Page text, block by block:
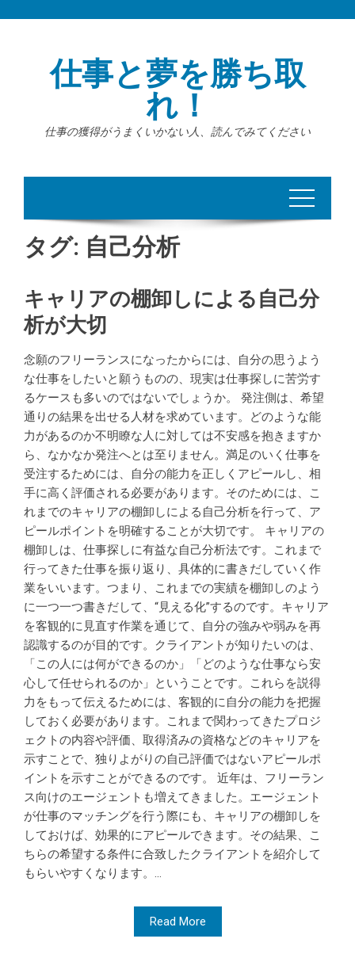
仕事と夢を勝ち取
れ！
仕事の獲得がうまくいかない人、読んでみてください
タグ: 自己分析
キャリアの棚卸しによる自己分
析が大切
念願のフリーランスになったからには、自分の思うよう
な仕事をしたいと願うものの、現実は仕事探しに苦労す
るケースも多いのではないでしょうか。 発注側は、希望
通りの結果を出せる人材を求めています。どのような能
力があるのか不明瞭な人に対しては不安感を抱きますか
ら、なかなか発注へとは至りません。満足のいく仕事を
受注するためには、自分の能力を正しくアピールし、相
手に高く評価される必要があります。そのためには、こ
れまでのキャリアの棚卸しによる自己分析を行って、ア
ピールポイントを明確することが大切です。 キャリアの
棚卸しは、仕事探しに有益な自己分析法です。これまで
行ってきた仕事を振り返り、具体的に書きだしていく作
業をいいます。つまり、これまでの実績を棚卸しのよう
に一つ一つ書きだして、“見える化”するのです。キャリア
を客観的に見直す作業を通じて、自分の強みや弱みを再
認識するのが目的です。クライアントが知りたいのは、
「この人には何ができるのか」「どのような仕事なら安
心して任せられるのか」ということです。これらを説得
力をもって伝えるためには、客観的に自分の能力を把握
しておく必要があります。これまで関わってきたプロジ
ェクトの内容や評価、取得済みの資格などのキャリアを
示すことで、独りよがりの自己評価ではないアピールポ
イントを示すことができるのです。 近年は、フリーラン
ス向けのエージェントも増えてきました。エージェント
が仕事のマッチングを行う際にも、キャリアの棚卸しを
しておけば、効果的にアピールできます。その結果、こ
ちらの希望する条件に合致したクライアントを紹介して
もらいやすくなります。...
Read More